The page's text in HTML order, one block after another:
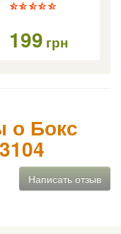
199 грн
о Бокс
Написать отзыв